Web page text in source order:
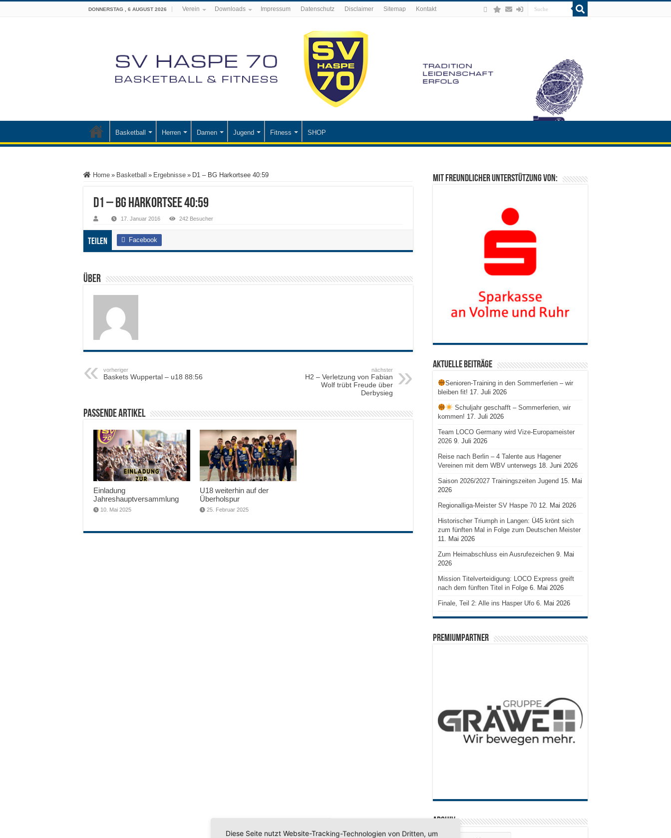
DONNERSTAG , 6 AUGUST 2026 Verein Downloads Impressum Datenschutz Disclaimer Sitemap Kontakt
Basketball Herren Damen Jugend Fitness SHOP
Home » Basketball » Ergebnisse » D1 – BG Harkortsee 40:59
D1 – BG Harkortsee 40:59
17. Januar 2016 242 Besucher
Teilen Facebook
Über
vorheriger
Baskets Wuppertal – u18 88:56
nächster
H2 – Verletzung von Fabian
Wolf trübt Freude über
Derbysieg
Passende Artikel
Einladung
Jahreshauptversammlung
10. Mai 2025
U18 weiterhin auf der
Überholspur
25. Februar 2025
Mit freundlicher Unterstützung von:
Aktuelle Beiträge
Senioren-Training in den Sommerferien – wir
bleiben fit! 17. Juli 2026
Schuljahr geschafft – Sommerferien, wir
kommen! 17. Juli 2026
Team LOCO Germany wird Vize-Europameister
2026 9. Juli 2026
Reise nach Berlin – 4 Talente aus Hagener
Vereinen mit dem WBV unterwegs 18. Juni 2026
Saison 2026/2027 Trainingszeiten Jugend 15. Mai
2026
Regionalliga-Meister SV Haspe 70 12. Mai 2026
Historischer Triumph in Langen: Ü45 krönt sich
zum fünften Mal in Folge zum Deutschen Meister
11. Mai 2026
Zum Heimabschluss ein Ausrufezeichen 9. Mai
2026
Mission Titelverteidigung: LOCO Express greift
nach dem fünften Titel in Folge 6. Mai 2026
Finale, Teil 2: Alle ins Hasper Ufo 6. Mai 2026
PREMIUMPARTNER
Archiv
Diese Seite nutzt Website-Tracking-Technologien von Dritten, um